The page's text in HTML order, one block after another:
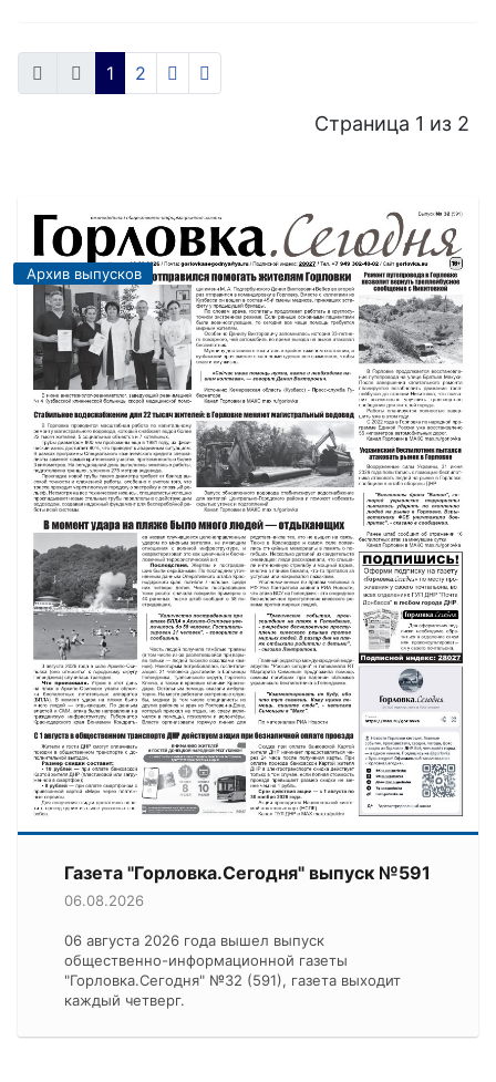
Страница 1 из 2
1 2
Архив выпусков
Газета "Горловка.Сегодня" выпуск №591
06.08.2026
06 августа 2026 года вышел выпуск
общественно-информационной газеты
"Горловка.Сегодня" №32 (591), газета выходит
каждый четверг.